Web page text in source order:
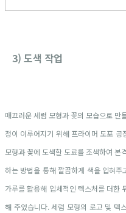
3) 도색 작업
매끄러운 세럼 모형과 꽃의 모습으로 만
정이 이루어지기 위해 프라이머 도포
모형과 꽃에 도색할 도료를 조색하여 본
하는 방법을 통해 깔끔하게 색을 입혀
가루를 활용해 입체적인 텍스처를 더한
해 주었습니다. 세럼 모형의 로고 및 텍